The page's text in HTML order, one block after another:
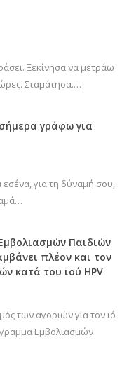
Ξεκίνησα να μετράω
ώρες. Σταμάτησα.…
γράφω για
για τη δύναμή σου,
Παιδιών
πλέον και τον
κατά του ιού HPV
των αγοριών για τον ιό
Εμβολιασμών